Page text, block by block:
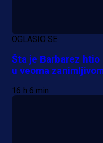
OGLASIO SE
Šta je Barbarez
u veoma
16 h 6 min